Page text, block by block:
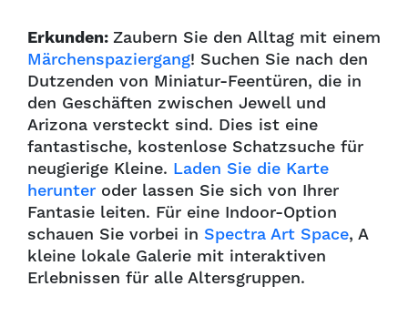
Erkunden: Zaubern Sie den Alltag mit einem
Märchenspaziergang! Suchen Sie nach den
Dutzenden von Miniatur-Feentüren, die in
den Geschäften zwischen Jewell und
Arizona versteckt sind. Dies ist eine
fantastische, kostenlose Schatzsuche für
neugierige Kleine. Laden Sie die Karte
herunter oder lassen Sie sich von Ihrer
Fantasie leiten. Für eine Indoor-Option
schauen Sie vorbei in Spectra Art Space, A
kleine lokale Galerie mit interaktiven
Erlebnissen für alle Altersgruppen.